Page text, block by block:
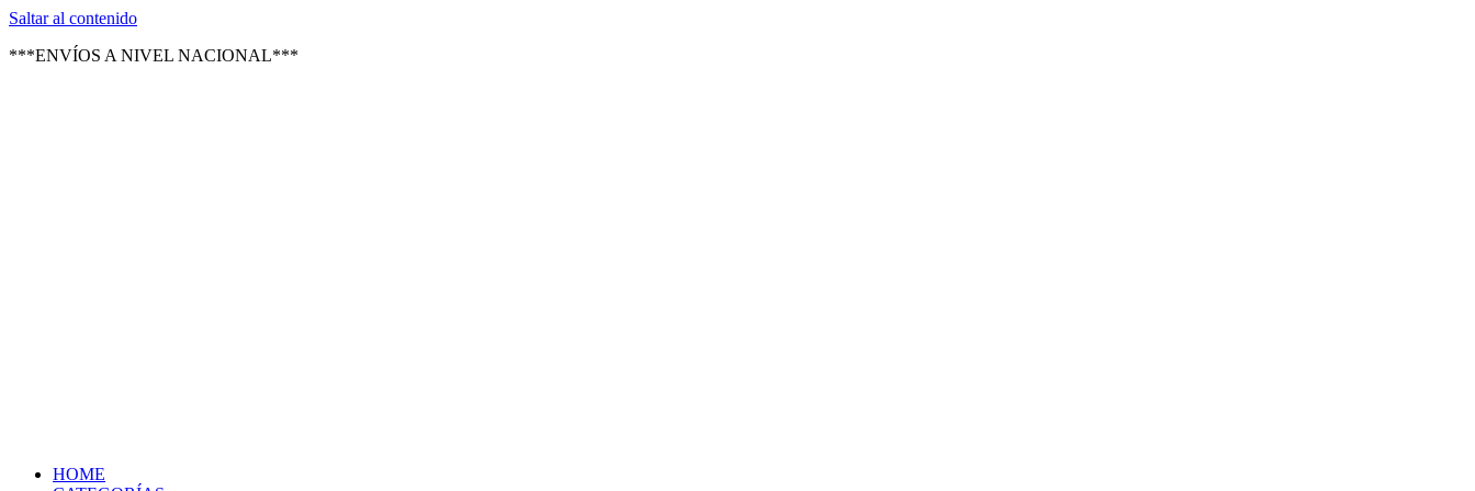
Texsal Venezuela – Distribuidora oficial de WD-40, Sonax, Armor All, Little Trees, H-7 y más en
Saltar al contenido
***ENVÍOS A NIVEL NACIONAL***
HOME